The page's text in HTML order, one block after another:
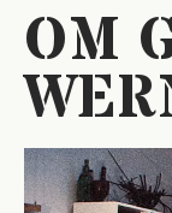
OM